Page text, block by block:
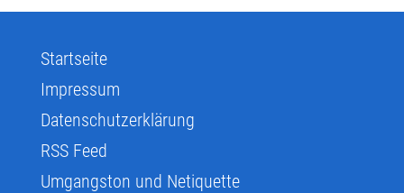
Startseite
Impressum
Datenschutzerklärung
RSS Feed
Umgangston und Netiquette